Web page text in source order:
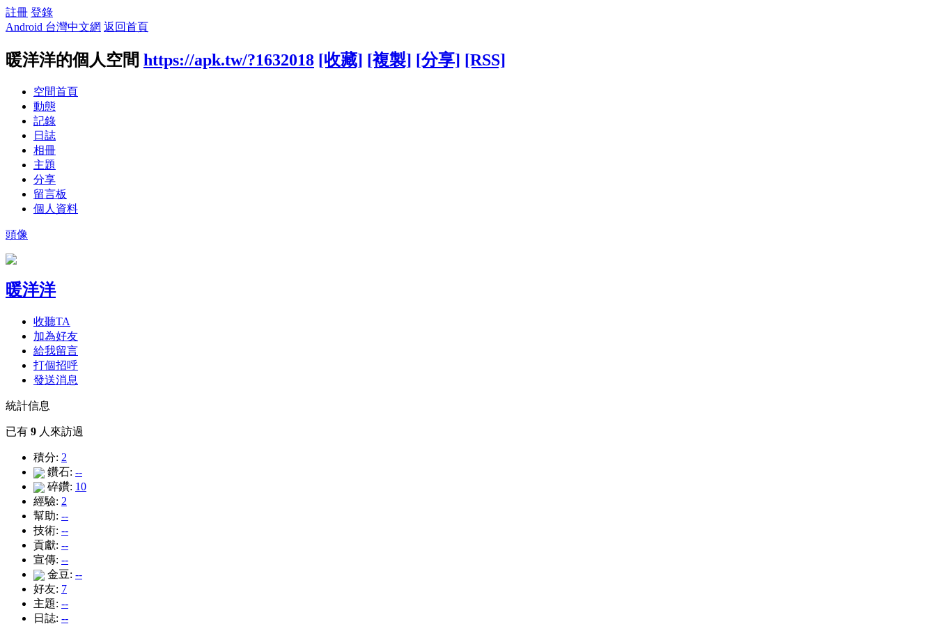
註冊 登錄
Android 台灣中文網 返回首頁
暖洋洋的個人空間 https://apk.tw/?1632018 [收藏] [複製] [分享] [RSS]
空間首頁
動態
記錄
日誌
相冊
主題
分享
留言板
個人資料
頭像
暖洋洋
收聽TA
加為好友
給我留言
打個招呼
發送消息
統計信息
已有 9 人來訪過
積分: 2
鑽石: --
碎鑽: 10
經驗: 2
幫助: --
技術: --
貢獻: --
宣傳: --
金豆: --
好友: 7
主題: --
日誌: --